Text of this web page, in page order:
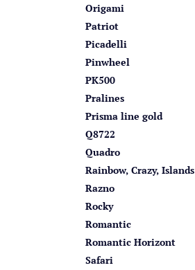
Origami
Patriot
Picadelli
Pinwheel
PK500
Pralines
Prisma line gold
Q8722
Quadro
Rainbow, Crazy, Islands
Razno
Rocky
Romantic
Romantic Horizont
Safari